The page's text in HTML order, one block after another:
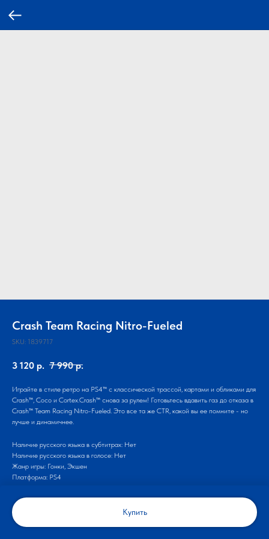
Crash Team Racing Nitro-Fueled
SKU: 1839717
3 120 р. 7 990 р.
Купить
Играйте в стиле ретро на PS4™ с классической трассой, картами и обликами для
Crash™, Coco и Cortex.Crash™ снова за рулем! Готовьтесь вдавить газ до отказа в
Crash™ Team Racing Nitro-Fueled. Это все та же CTR, какой вы ее помните - но
лучше и динамичнее.
Наличие русского языка в субтитрах: Нет
Наличие русского языка в голосе: Нет
Жанр игры: Гонки, Экшен
Платформа: PS4